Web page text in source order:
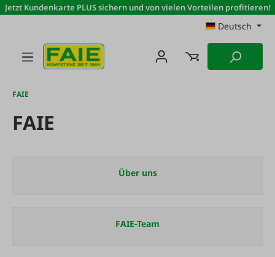
Zum Hauptinhalt springen
Jetzt Kundenkarte PLUS sichern und von vielen Vorteilen profitieren!
Deutsch
FAIE
FAIE
Über uns
FAIE-Team